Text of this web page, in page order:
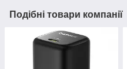
Подібні товари компанії